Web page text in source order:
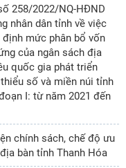
258/2022/NQ-HĐND
nhân dân tỉnh về việc
định mức phân bổ vốn
của ngân sách địa
quốc gia phát triển
số và miền núi tỉnh
I: từ năm 2021 đến
chính sách, chế độ ưu
bàn tỉnh Thanh Hóa